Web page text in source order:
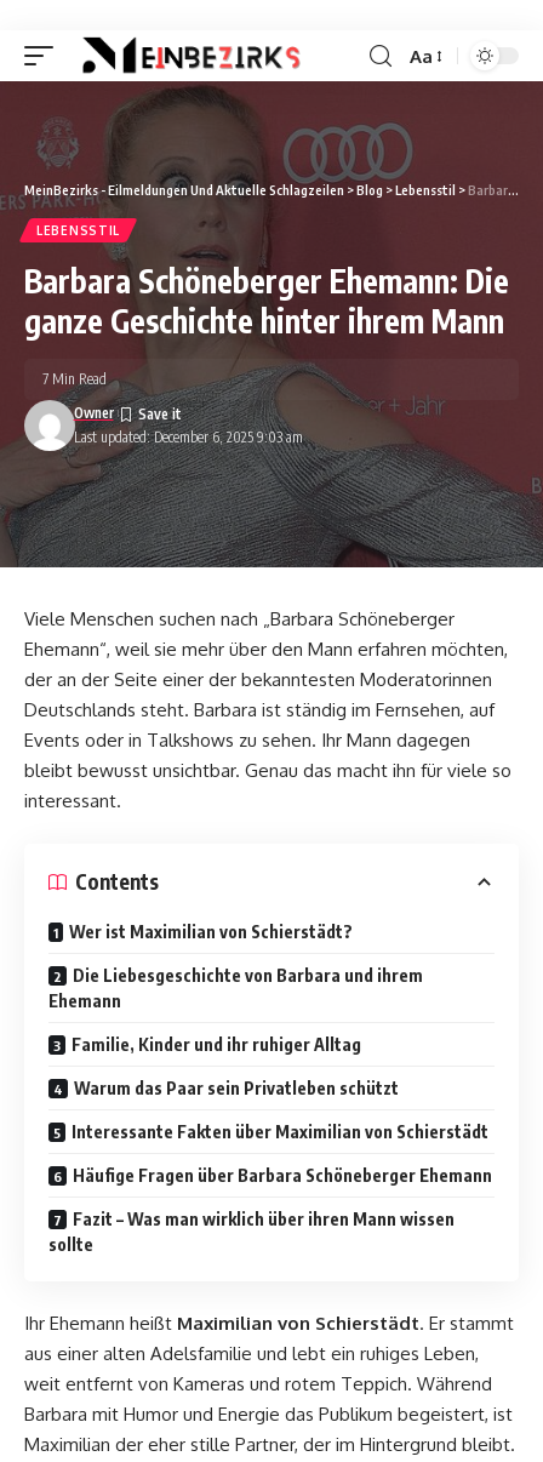
Font
Aa
MeinBezirks - Eilmeldungen Und Aktuelle Schlagzeilen >Blog >Lebensstil >Barbara Schöneberger Ehemann: Die ganze Geschichte hinter ihrem Mann
LEBENSSTIL
Barbara Schöneberger Ehemann: Die
ganze Geschichte hinter ihrem Mann
Last updated: December 6, 2025 9:03 am
Owner
7 Min Read
Viele Menschen suchen nach „Barbara Schöneberger
Ehemann“, weil sie mehr über den Mann erfahren möchten,
der an der Seite einer der bekanntesten Moderatorinnen
Deutschlands steht. Barbara ist ständig im Fernsehen, auf
Events oder in Talkshows zu sehen. Ihr Mann dagegen
bleibt bewusst unsichtbar. Genau das macht ihn für viele so
interessant.
Contents
Wer ist Maximilian von Schierstädt?
Die Liebesgeschichte von Barbara und ihrem
Ehemann
Familie, Kinder und ihr ruhiger Alltag
Warum das Paar sein Privatleben schützt
Interessante Fakten über Maximilian von Schierstädt
Häufige Fragen über Barbara Schöneberger Ehemann
Fazit – Was man wirklich über ihren Mann wissen
sollte
Ihr Ehemann heißt Maximilian von Schierstädt. Er stammt
aus einer alten Adelsfamilie und lebt ein ruhiges Leben,
weit entfernt von Kameras und rotem Teppich. Während
Barbara mit Humor und Energie das Publikum begeistert, ist
Maximilian der eher stille Partner, der im Hintergrund bleibt.